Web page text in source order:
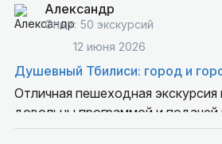
Александр
Опыт: 50 экскурсий
12 июня 2026
Душевный Тбилиси: город и
Отличная пешеходная
довольны программой и